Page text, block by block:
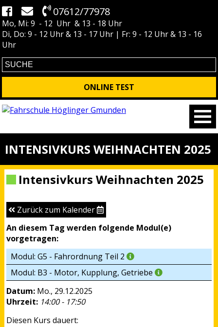
07612/77978
Mo, Mi: 9 - 12 Uhr & 13 - 18 Uhr
Di, Do: 9 - 12 Uhr & 13 - 17 Uhr | Fr: 9 - 12 Uhr & 13 - 16
Uhr
ONLINE TEST
INTENSIVKURS WEIHNACHTEN 2025
Intensivkurs Weihnachten 2025
Zurück zum Kalender
An diesem Tag werden folgende Modul(e)
vorgetragen:
Modul: G5 - Fahrordnung Teil 2
Modul: B3 - Motor, Kupplung, Getriebe
Datum: Mo., 29.12.2025
Uhrzeit: 14:00 - 17:50
Diesen Kurs dauert: